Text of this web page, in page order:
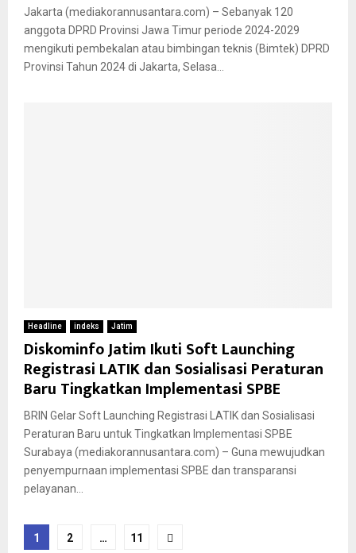
Jakarta (mediakorannusantara.com) – Sebanyak 120
anggota DPRD Provinsi Jawa Timur periode 2024-2029
mengikuti pembekalan atau bimbingan teknis (Bimtek) DPRD
Provinsi Tahun 2024 di Jakarta, Selasa...
Headline indeks Jatim
Diskominfo Jatim Ikuti Soft Launching
Registrasi LATIK dan Sosialisasi Peraturan
Baru Tingkatkan Implementasi SPBE
BRIN Gelar Soft Launching Registrasi LATIK dan Sosialisasi
Peraturan Baru untuk Tingkatkan Implementasi SPBE
Surabaya (mediakorannusantara.com) – Guna mewujudkan
penyempurnaan implementasi SPBE dan transparansi
pelayanan...
Paginasi
1 2 … 11